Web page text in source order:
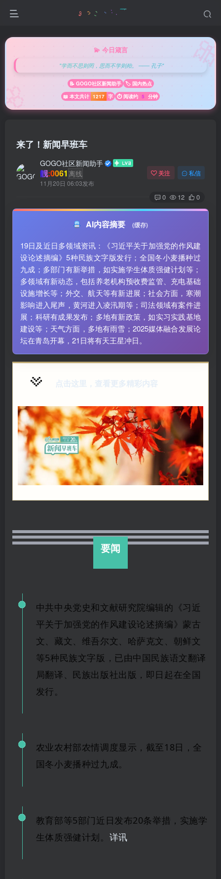
💫 今日箴言
"学而不思则罔，思而不学则殆。 —— 孔子"
📝 GOGO社区新闻助手
🏷️ 国内热点
📖 本文共计 1217 字 ⏱️ 阅读约 5 分钟
来了！新闻早班车
GOGO社区新闻助手
靓:0061 离线
11月20日 06:03发布
关注 私信
0 12 0
AI内容摘要 (缓存)
19日及近日多领域资讯：《习近平关于加强党的作风建
设论述摘编》5种民族文字版发行；全国冬小麦播种过
九成；多部门有新举措，如实施学生体质强健计划等；
多领域有新动态，包括养老机构预收费监管、充电基础
设施增长等；外交、航天等有新进展；社会方面，寒潮
影响进入尾声，黄河进入凌汛期等；司法领域有案件进
展；科研有成果发布；多地有新政策，如实习实践基地
建设等；天气方面，多地有雨雪；2025媒体融合发展论
坛在青岛开幕，21日将有天王星冲日。
点击这里，查看更多精彩内容
要闻
中共中央党史和文献研究院编辑的《习近
平关于加强党的作风建设论述摘编》蒙古
文、藏文、维吾尔文、哈萨克文、朝鲜文
等5种民族文字版， 已由中国民族语文翻译
局翻译、民族出版社出版，即日起在全国
发行。
农业农村部农情调度显示，截至18日，全
国冬小麦播种过九成。
教育部等5部门近日发布20条举措，实施学
生体质强健计划。 详讯